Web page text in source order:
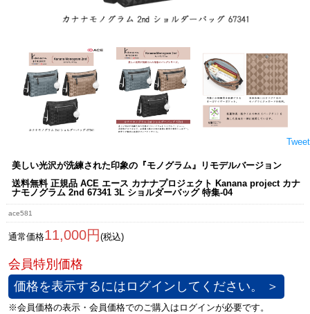
Tweet
美しい光沢が洗練された印象の『モノグラム』リモデルバージョン
送料無料 正規品 ACE エース カナナプロジェクト Kanana project カナ
ナモノグラム 2nd 67341 3L ショルダーバッグ 特集-04
ace581
通常価格11,000円 (税込)
価格を表示するにはログインしてください。 ＞